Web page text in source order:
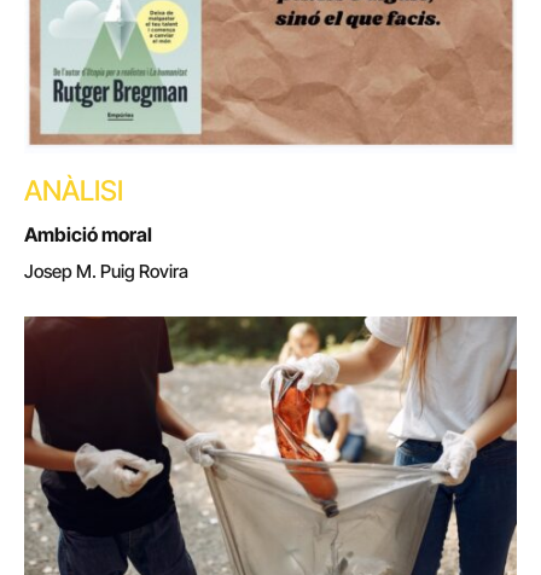
ANÀLISI
Ambició moral
Josep M. Puig Rovira